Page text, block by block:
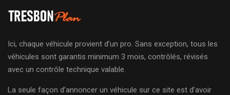
Ici, chaque véhicule provient d’un pro. Sans exception, tous les
véhicules sont garantis minimum 3 mois, contrôlés, révisés
avec un contrôle technique valable.
La seule façon d’annoncer un véhicule sur ce site est d’avoir